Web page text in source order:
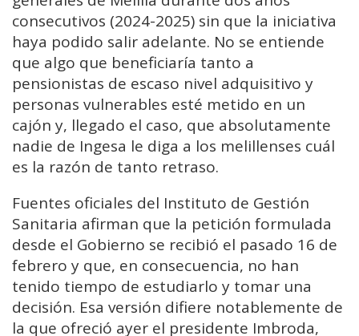
consecutivos (2024-2025) sin que la iniciativa
haya podido salir adelante. No se entiende
que algo que beneficiaría tanto a
pensionistas de escaso nivel adquisitivo y
personas vulnerables esté metido en un
cajón y, llegado el caso, que absolutamente
nadie de Ingesa le diga a los melillenses cuál
es la razón de tanto retraso.
Fuentes oficiales del Instituto de Gestión
Sanitaria afirman que la petición formulada
desde el Gobierno se recibió el pasado 16 de
febrero y que, en consecuencia, no han
tenido tiempo de estudiarlo y tomar una
decisión. Esa versión difiere notablemente de
la que ofreció ayer el presidente Imbroda,